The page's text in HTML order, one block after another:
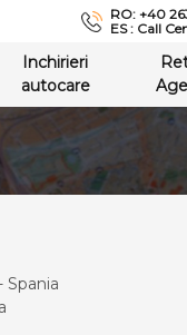
RO: +40
ES : Call
Inchirieri
autocare
Spania